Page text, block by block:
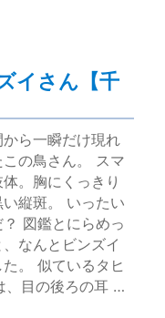
イさん【千
ら一瞬だけ現れ
の鳥さん。 スマ
。胸にくっきり
い縦斑。 いったい
図鑑とにらめっ
なんとビンズイ
。 似ているタヒ
、目の後ろの耳 …
県浦安市】” の